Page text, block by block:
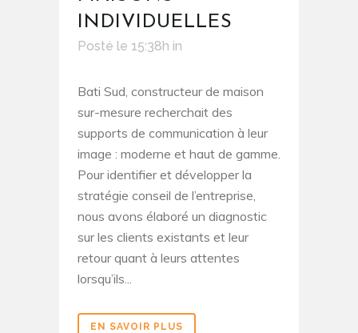
INDIVIDUELLES
Posté le 15:38h in
Bati Sud, constructeur de maison
sur-mesure recherchait des
supports de communication à leur
image : moderne et haut de gamme.
Pour identifier et développer la
stratégie conseil de l’entreprise,
nous avons élaboré un diagnostic
sur les clients existants et leur
retour quant à leurs attentes
lorsqu’ils...
EN SAVOIR PLUS